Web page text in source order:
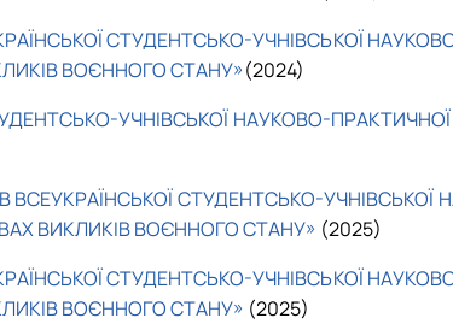
СТУДЕНТСЬКО-УЧНІВСЬКОЇ
ВОЄННОГО СТАНУ»(2024)
УЧНІВСЬКОЇ НАУКОВО-
ВСЕУКРАЇНСЬКОЇ СТУДЕНТСЬКО-
ВИКЛИКІВ ВОЄННОГО СТАНУ» (2025)
СТУДЕНТСЬКО-УЧНІВСЬКОЇ
ВОЄННОГО СТАНУ» (2025)